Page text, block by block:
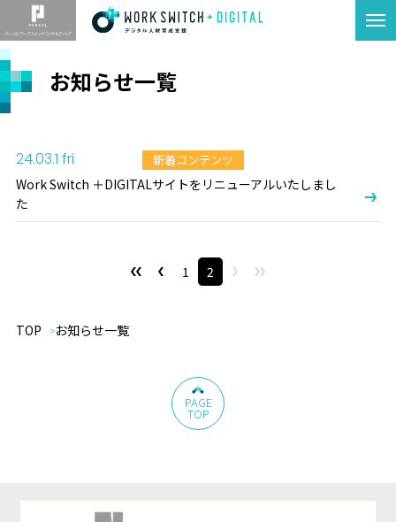
お知らせ一覧
24.03.1 fri 新着コンテンツ
Work Switch ＋DIGITALサイトをリニューアルいたしまし
た
1 2
TOP お知らせ一覧
PAGE
TOP